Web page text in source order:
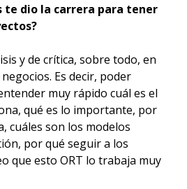
te dio la carrera para tener
y de crítica, sobre todo, en
Es decir, poder
muy rápido cuál es el
qué es lo importante, por
cuáles son los modelos
por qué seguir a los
que esto ORT lo trabaja muy